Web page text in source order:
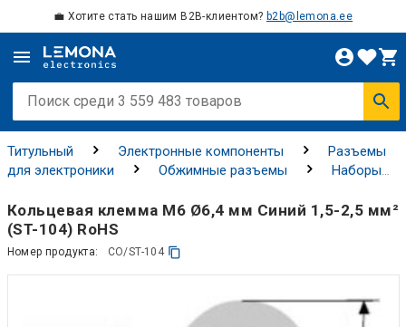
💼 Хотите стать нашим B2B-клиентом? b2b@lemona.ee
Титульный Электронные компоненты
Разъемы
для электроники
Обжимные разъемы
Наборы
Кольцевая клемма M6 Ø6,4 мм Синий 1,5-2,5 мм²
(ST-104) RoHS
Номер продукта: CO/ST-104